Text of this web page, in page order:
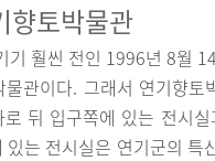
향토박물관
기 훨씬 전인 1996년 8월
관이다. 그래서 연기향
뒤 입구쪽에 있는 전시
는 전시실은 연기군의